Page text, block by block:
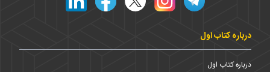
درباره کتاب اول
درباره کتاب اول